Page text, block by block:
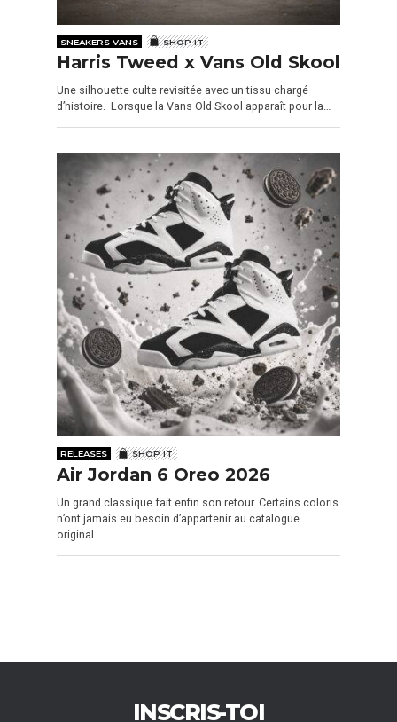
SNEAKERS VANS SHOP IT
Harris Tweed x Vans Old Skool
Une silhouette culte revisitée avec un tissu chargé
d’histoire. Lorsque la Vans Old Skool apparaît pour la…
RELEASES SHOP IT
Air Jordan 6 Oreo 2026
Un grand classique fait enfin son retour. Certains coloris
n’ont jamais eu besoin d’appartenir au catalogue
original…
INSCRIS-TOI